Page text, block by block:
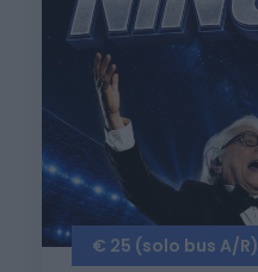
€ 25 (solo bus A/R)